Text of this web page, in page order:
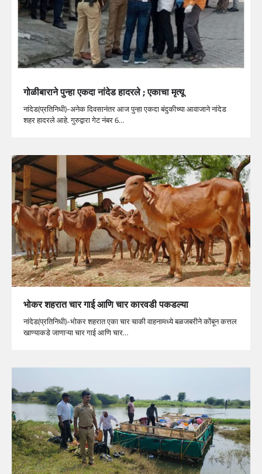
गोळीबाराने पुन्हा एकदा नांदेड हादरले ; एकाचा मृत्यू
नांदेड(प्रतिनिधी)-अनेक दिवसानंतर आज पुन्हा एकदा बंदुकीच्या आवाजाने नांदेड
शहर हादरले आहे. गुरुद्वारा गेट नंबर 6…
भोकर शहरात चार गाई आणि चार कारवडी पकडल्या
नांदेड(प्रतिनिधी)-भोकर शहरात एका चार चाकी वाहनामध्ये बळजबरीने कोंबून कत्तल
खाण्याकडे जाणाऱ्या चार गाई आणि चार…